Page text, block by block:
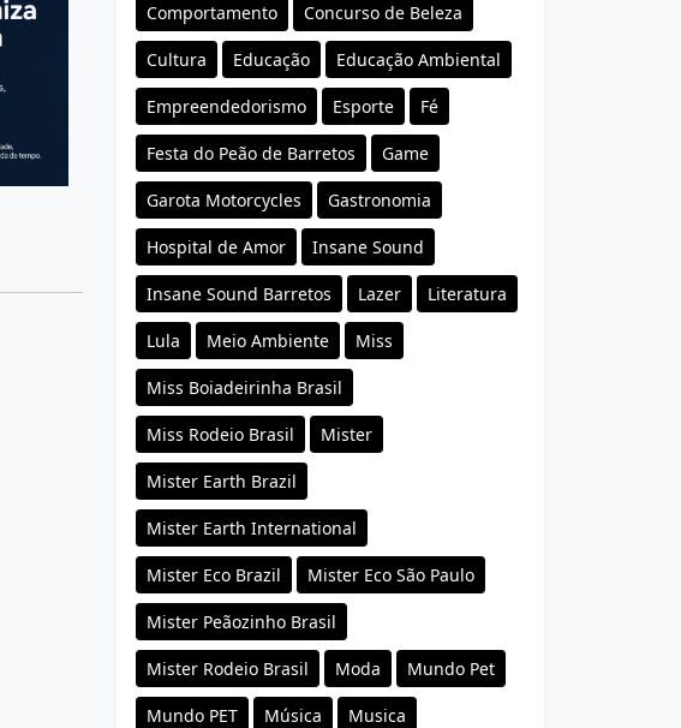
Comportamento Concurso de Beleza
Cultura Educação Educação Ambiental
Empreendedorismo Esporte Fé
Festa do Peão de Barretos Game
Garota Motorcycles Gastronomia
Hospital de Amor Insane Sound
Insane Sound Barretos Lazer Literatura
Lula Meio Ambiente Miss
Miss Boiadeirinha Brasil
Miss Rodeio Brasil Mister
Mister Earth Brazil
Mister Earth International
Mister Eco Brazil Mister Eco São Paulo
Mister Peãozinho Brasil
Mister Rodeio Brasil Moda Mundo Pet
Mundo PET Música Musica